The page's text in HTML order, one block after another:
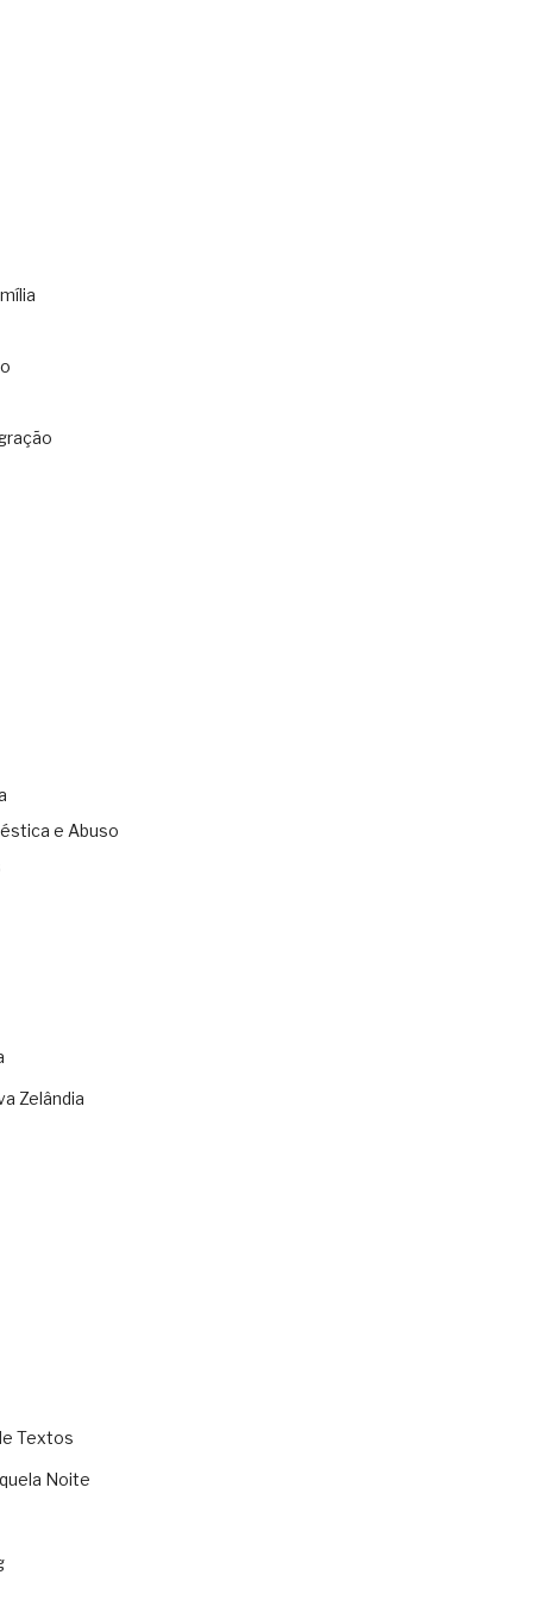
e Abuso
Zelândia
Textos
Noite